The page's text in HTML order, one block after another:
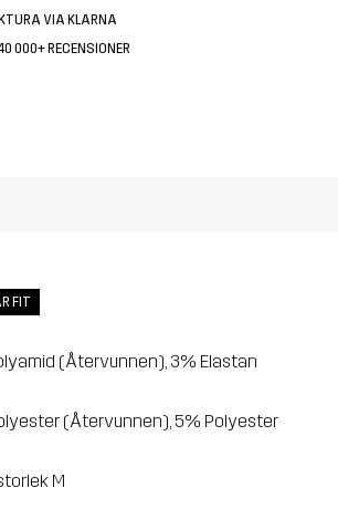
VIA KLARNA
000+ RECENSIONER
FIT
(Återvunnen), 3% Elastan
(Återvunnen), 5% Polyester
M